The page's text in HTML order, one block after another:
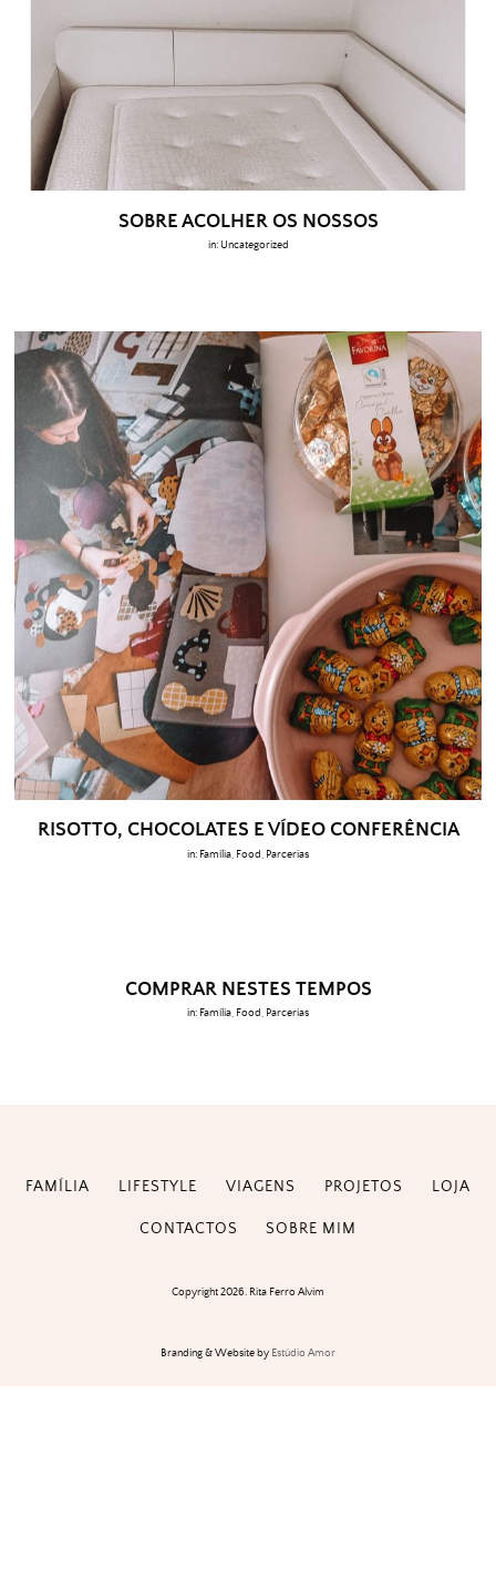
SOBRE ACOLHER OS NOSSOS
in: Uncategorized
RISOTTO, CHOCOLATES E VÍDEO CONFERÊNCIA
in: Família Food Parcerias
COMPRAR NESTES TEMPOS
in: Família, Food, Parcerias
FAMÍLIA LIFESTYLE VIAGENS PROJETOS LOJA
CONTACTOS SOBRE MIM
Copyright 2026. Rita Ferro Alvim
Branding & Website by Estúdio Amor